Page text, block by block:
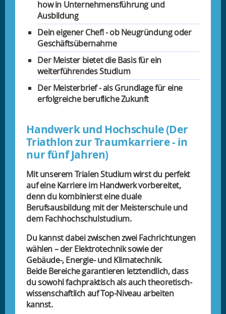
how in Unternehmensführung und
Ausbildung
Dein eigener Chef! - ob Neugründung oder
Geschäftsübernahme
Der Meister bietet die Basis für ein
weiterführendes Studium
Der Meisterbrief - als Grundlage für eine
erfolgreiche berufliche Zukunft
Handwerk und Hochschule (Der
Triathlon zur Traumkarriere - in
nur fünf Jahren)
Mit unserem Trialen Studium wirst du perfekt
auf eine Karriere im Handwerk vorbereitet,
denn du kombinierst eine duale
Berufsausbildung mit der Meisterschule und
dem Fachhochschulstudium.
Du kannst dabei zwischen zwei Fachrichtungen
wählen – der Elektrotechnik sowie der
Gebäude-, Energie- und Klimatechnik.
Beide Bereiche garantieren letztendlich, dass
du sowohl fachpraktisch als auch theoretisch-
wissenschaftlich auf Top-Niveau arbeiten
kannst.